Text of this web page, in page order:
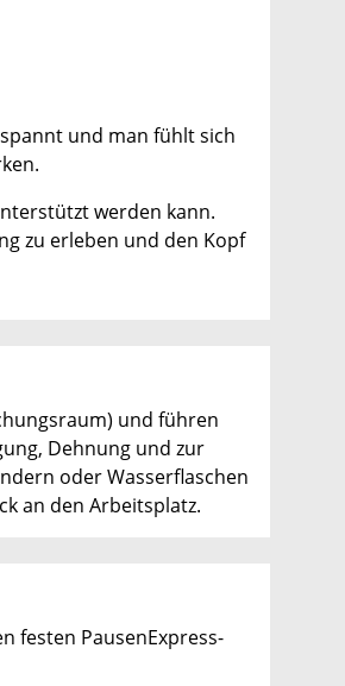
und man fühlt sich
werden kann.
zu erleben und den Kopf
und führen
Dehnung und zur
oder Wasserflaschen
an den Arbeitsplatz.
festen PausenExpress-